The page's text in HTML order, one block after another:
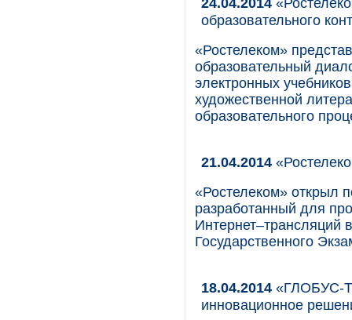
образовательного
«Ростелеком»
образовательный
электронных
художественной
образовательного
21.04.2014
«Ростелеком» открыл
разработанный для
Интернет–трансляций
Государственного
18.04.2014 «ГЛОБУС-
инновационное